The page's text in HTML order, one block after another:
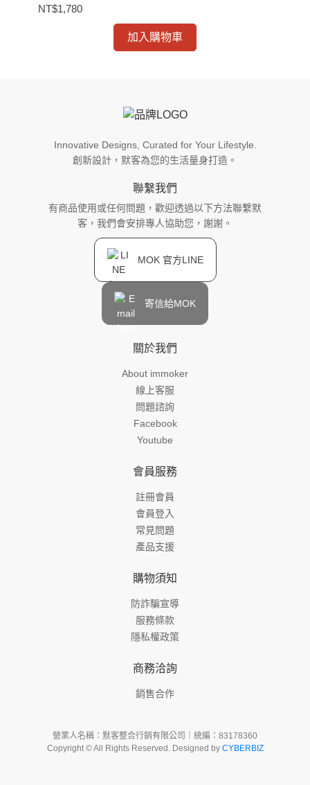
NT$1,780
加入購物車
Innovative Designs, Curated for Your Lifestyle.
創新設計，默客為您的生活量身打造。
聯繫我們
有商品使用或任何問題，歡迎透過以下方法聯繫默
客，我們會安排專人協助您，謝謝。
MOK 官方LINE
寄信給MOK
關於我們
About immoker
線上客服
問題諮詢
Facebook
Youtube
會員服務
註冊會員
會員登入
常見問題
產品支援
購物須知
防詐騙宣導
服務條款
隱私權政策
商務洽詢
銷售合作
營業人名稱：默客整合行銷有限公司｜統編：83178360
Copyright © All Rights Reserved. Designed by CYBERBIZ